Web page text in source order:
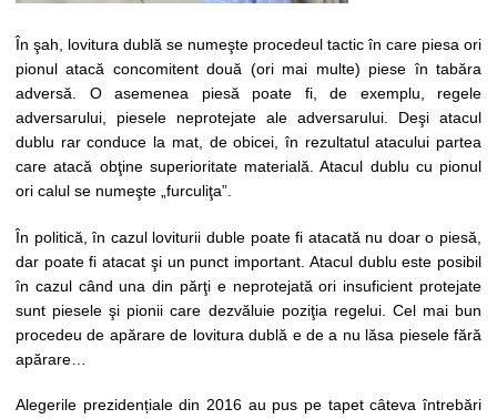
În şah, lovitura dublă se numeşte procedeul tactic în care piesa ori
pionul atacă concomitent două (ori mai multe) piese în tabăra
adversă. O asemenea piesă poate fi, de exemplu, regele
adversarului, piesele neprotejate ale adversarului. Deşi atacul
dublu rar conduce la mat, de obicei, în rezultatul atacului partea
care atacă obţine superioritate materială. Atacul dublu cu pionul
ori calul se numeşte „furculiţa”.
În politică, în cazul loviturii duble poate fi atacată nu doar o piesă,
dar poate fi atacat şi un punct important. Atacul dublu este posibil
în cazul când una din părţi e neprotejată ori insuficient protejate
sunt piesele şi pionii care dezvăluie poziţia regelui. Cel mai bun
procedeu de apărare de lovitura dublă e de a nu lăsa piesele fără
apărare…
Alegerile prezidențiale din 2016 au pus pe tapet câteva întrebări